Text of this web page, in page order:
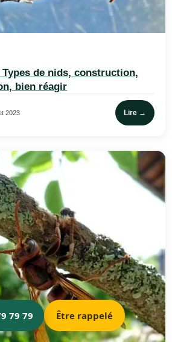
de nids, construction,
bien réagir
2023 Lire →